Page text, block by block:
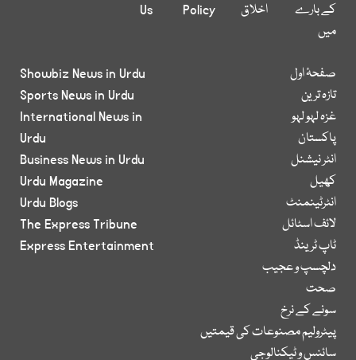
کے بارے
میں
اخلاق
Policy
Us
صفحۂ اول
تازہ ترین
غزہ لہو لہو
پاکستان
انٹر نیشنل
کھیل
انٹرٹینمنٹ
لائف اسٹائل
ٹاپ ٹرینڈ
دلچسپ و عجیب
صحت
سونے کے نرخ
پیٹرولیم مصنوعات کی قیمتیں
سائنس و ٹیکنالوجی
Showbiz News in Urdu
Sports News in Urdu
International News in
Urdu
Business News in Urdu
Urdu Magazine
Urdu Blogs
The Express Tribune
Express Entertainment